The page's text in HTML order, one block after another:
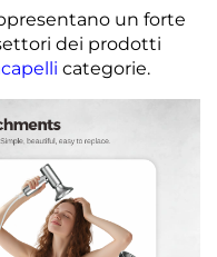
un forte
dei prodotti
categorie.